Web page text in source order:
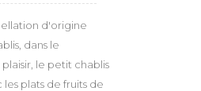
d'origine
dans le
le petit chablis
plats de fruits de